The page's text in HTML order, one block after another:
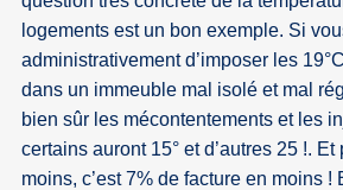
logements est un bon exemple. Si
administrativement d’imposer les
dans un immeuble mal isolé et mal
bien sûr les mécontentements et les
certains auront 15° et d’autres 25 !. Et
moins, c’est 7% de facture en moins !